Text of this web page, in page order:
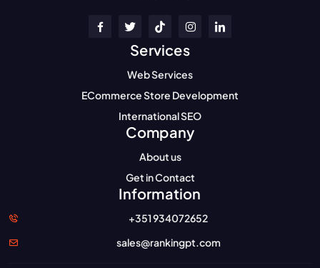
Services
Web Services
ECommerce Store Development
International SEO
Company
About us
Get in Contact
Information
+351 934072652
sales@rankingpt.com